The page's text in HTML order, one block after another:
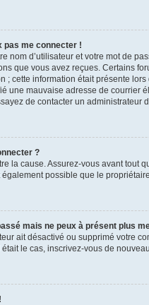
pas me connecter !
nom d’utilisateur et votre mot de
que vous avez reçues. Certains
; cette information était présente
une mauvaise adresse de courrier
de contacter un administrateur
?
la cause. Assurez-vous avant tout
possible que le
mais ne peux à présent plus
ait désactivé ou supprimé votre
le cas, inscrivez-vous de